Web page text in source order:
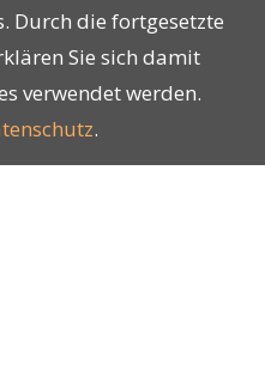
Durch die fortgesetzte
Sie sich damit
verwendet werden.
.